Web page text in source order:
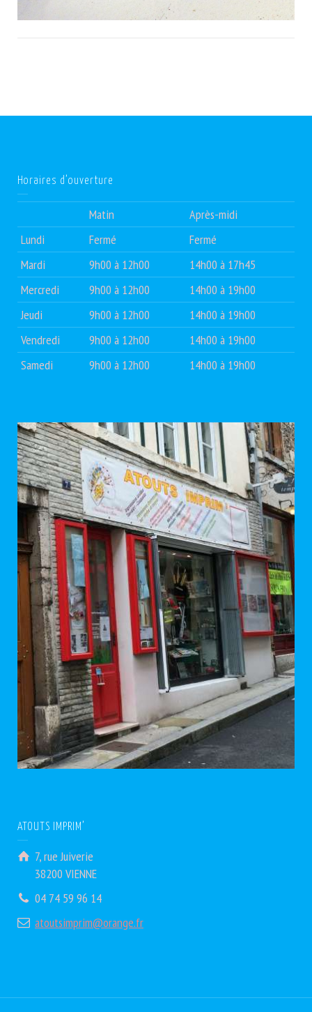
Horaires d’ouverture
Matin
Après-midi
Lundi
Fermé
Fermé
Mardi
9h00 à 12h00
14h00 à 17h45
Mercredi
9h00 à 12h00
14h00 à 19h00
Jeudi
9h00 à 12h00
14h00 à 19h00
Vendredi
9h00 à 12h00
14h00 à 19h00
Samedi
9h00 à 12h00 14h00 à 19h00
ATOUTS IMPRIM’
7, rue Juiverie
38200 VIENNE
04 74 59 96 14
atoutsimprim@orange.fr